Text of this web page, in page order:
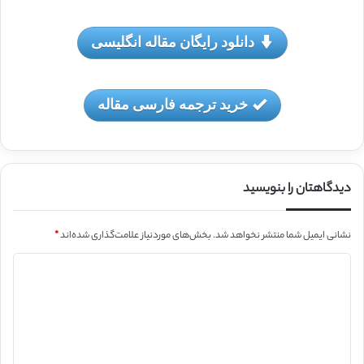
دانلود رایگان مقاله انگلیسی
خرید ترجمه فارسی مقاله
دیدگاهتان را بنویسید
نشانی ایمیل شما منتشر نخواهد شد.بخش‌های موردنیاز علامت‌گذاری شده‌اند*